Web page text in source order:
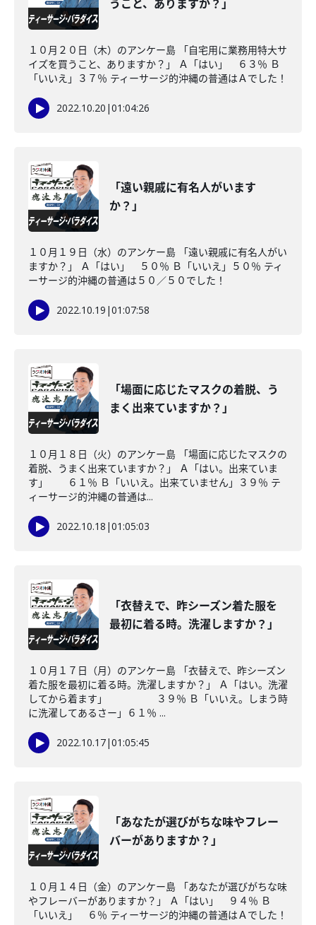
うこと、ありますか？」
１０月２０日（木）のアンケー島 「自宅用に業務用特大サ
イズを買うこと、ありますか？」 Ａ「はい」 ６３％ Ｂ
「いいえ」３７％ ティーサージ的沖縄の普通はＡでした！
2022.10.20 |01:04:26
「遠い親戚に有名人がいます
か？」
１０月１９日（水）のアンケー島 「遠い親戚に有名人がい
ますか？」 Ａ「はい」 ５０％ Ｂ「いいえ」５０％ ティ
ーサージ的沖縄の普通は５０／５０でした！
2022.10.19 |01:07:58
「場面に応じたマスクの着脱、う
まく出来ていますか？」
１０月１８日（火）のアンケー島 「場面に応じたマスクの
着脱、うまく出来ていますか？」 Ａ「はい。出来ていま
す」 ６１％ Ｂ「いいえ。出来ていません」３９％ テ
ィーサージ的沖縄の普通は...
2022.10.18 |01:05:03
「衣替えで、昨シーズン着た服を
最初に着る時。洗濯しますか？」
１０月１７日（月）のアンケー島 「衣替えで、昨シーズン
着た服を最初に着る時。洗濯しますか？」 Ａ「はい。洗濯
してから着ます」 ３９％ Ｂ「いいえ。しまう時
に洗濯してあるさー」６１％ ...
2022.10.17|01:05:45
「あなたが選びがちな味やフレー
バーがありますか？」
１０月１４日（金）のアンケー島 「あなたが選びがちな味
やフレーバーがありますか？」 Ａ「はい」 ９４％ Ｂ
「いいえ」 ６％ ティーサージ的沖縄の普通はＡでした！